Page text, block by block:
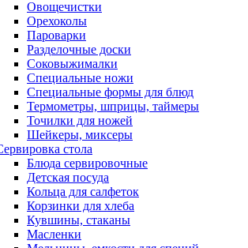
Овощечистки
Орехоколы
Пароварки
Разделочные доски
Соковыжималки
Специальные ножи
Специальные формы для блюд
Термометры, шприцы, таймеры
Точилки для ножей
Шейкеры, миксеры
стола
Блюда сервировочные
Детская посуда
Кольца для салфеток
Корзинки для хлеба
Кувшины, стаканы
Масленки